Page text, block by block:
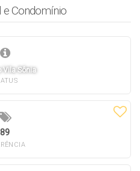
e Condomínio
Vila Sônia
89